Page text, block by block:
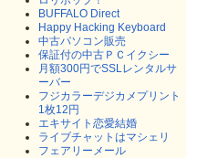
BUFFALO Direct
Happy Hacking Keyboard
中古パソコン販売
保証付の中古ＰＣイクシー
月額300円でSSLレンタルサ
ーバー
フジカラーデジカメプリント
1枚12円
エキサイト恋愛結婚
ライブチャットはマシェリ
フェアリーメール